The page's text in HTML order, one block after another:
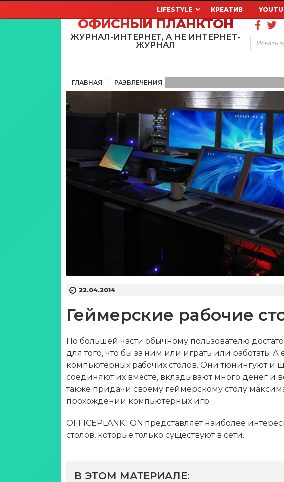
ОФИСНЫЙ ПЛАНКТОН
ЖУРНАЛ-ИНТЕРНЕТ, А НЕ ИНТЕРНЕТ-
ЖУРНАЛ
LIFESTYLE КРЕАТИВ
ГЛАВНАЯ РАЗВЛЕЧЕНИЯ
22.04.2014
Геймерские рабочие
По большей части обычному пользователю
для того, что бы за ним или играть или работать. А
компьютерных рабочих столов. Они тюнингуют и
соединяют их вместе, вкладывают много денег и
также придачи своему геймерскому столу
прохождении компьютерных игр.
OFFICEPLANKTON представляет наиболее
столов, которые только существуют в сети.
В ЭТОМ МАТЕРИАЛЕ: